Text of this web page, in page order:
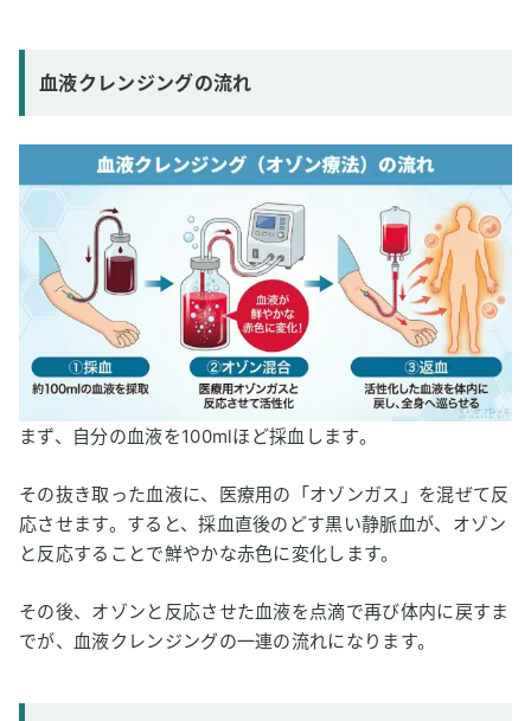
Q3. なぜ多くの芸能人や著名人が受けているのですか？
Q5. 「ドイツでは保険適用」というのは本当ですか？
Q7. がん治療中なのですが、血液クレンジングはした方が良
いですか？
7 まとめ：血液クレンジングよりも水素吸入がおすすめ
血液クレンジングの流れ
まず、自分の血液を100mlほど採血します。
その抜き取った血液に、医療用の「オゾンガス」を混ぜて反
応させます。すると、採血直後のどす黒い静脈血が、オゾン
と反応することで鮮やかな赤色に変化します。
その後、オゾンと反応させた血液を点滴で再び体内に戻すま
でが、血液クレンジングの一連の流れになります。